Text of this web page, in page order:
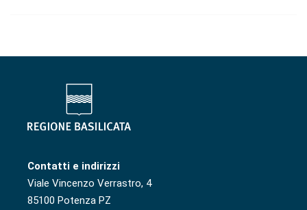
Contatti e indirizzi
Viale Vincenzo Verrastro, 4
85100 Potenza PZ